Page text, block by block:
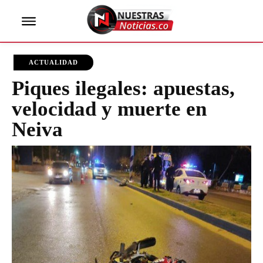
ACTUALIDAD
Piques ilegales: apuestas,
velocidad y muerte en
Neiva